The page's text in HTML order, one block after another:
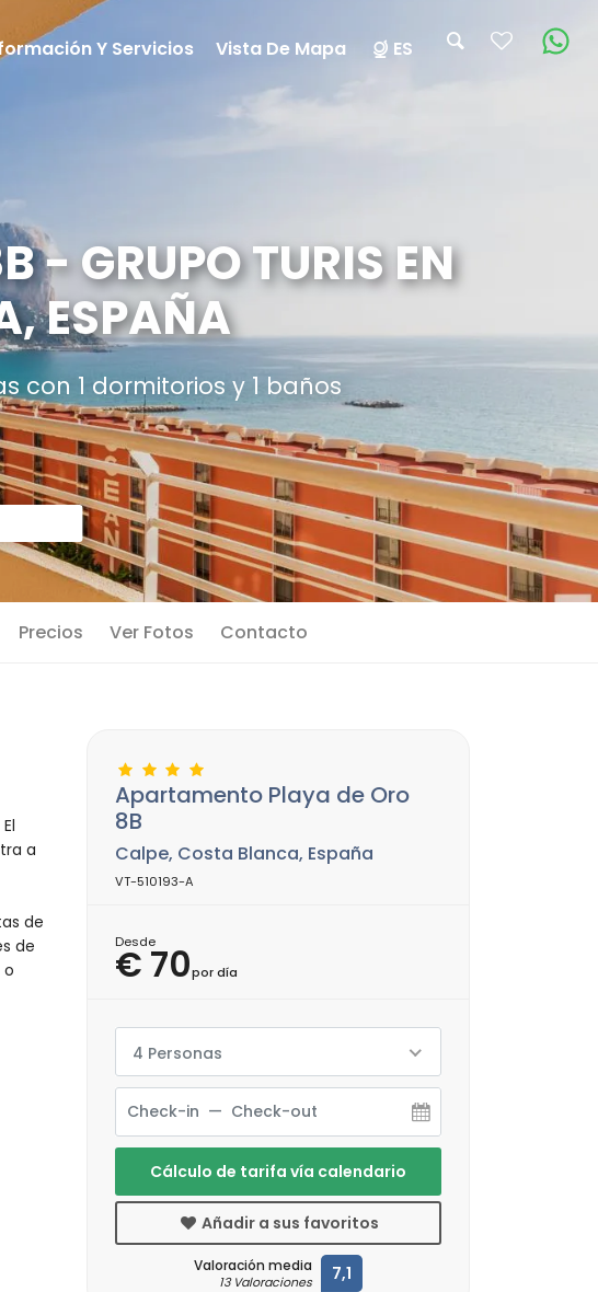
- GRUPO TURIS EN
ESPAÑA
con 1 dormitorios y 1 baños
Precios Ver Fotos Contacto
a
de
de
Apartamento Playa de Oro
8B
Calpe, Costa Blanca, España
VT-510193-A
Desde
€ 70por día
4 Personas
Cálculo de tarifa vía calendario
Añadir a sus favoritos
Valoración media
13 Valoraciones 7,1
Y Servicios Vista De Mapa ES